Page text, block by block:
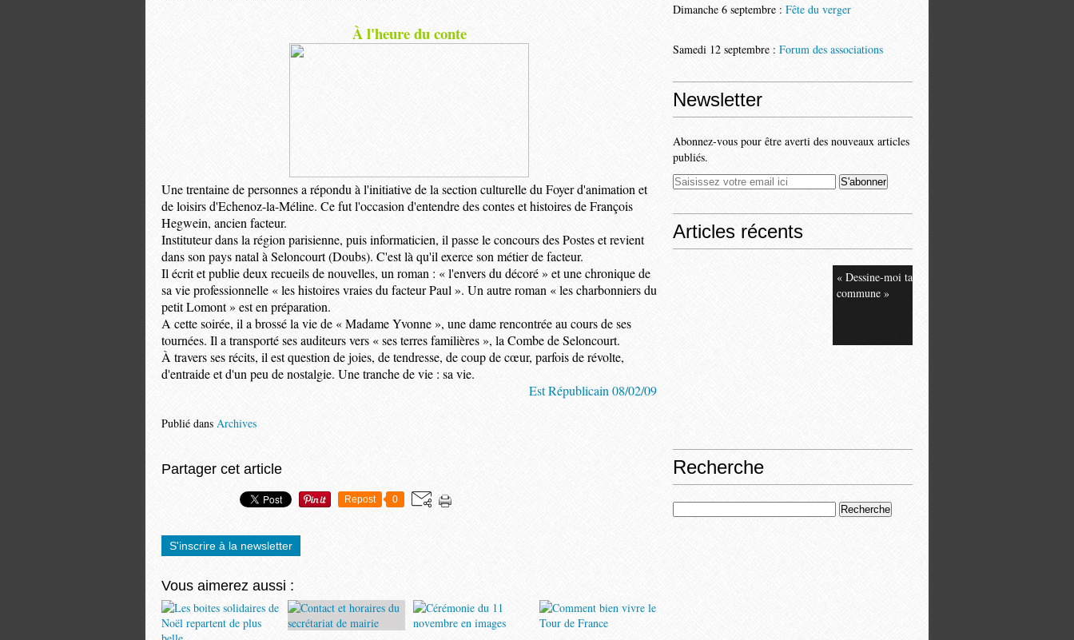
À l'heure du conte
Une trentaine de personnes a répondu à l'initiative de la section culturelle du Foyer d'animation et
de loisirs d'Echenoz-la-Méline. Ce fut l'occasion d'entendre des contes et histoires de François
Hegwein, ancien facteur.
Instituteur dans la région parisienne, puis informaticien, il passe le concours des Postes et revient
dans son pays natal à Seloncourt (Doubs). C'est là qu'il exerce son métier de facteur.
Il écrit et publie deux recueils de nouvelles, un roman : « l'envers du décoré » et une chronique de
sa vie professionnelle « les histoires vraies du facteur Paul ». Un autre roman « les charbonniers du
petit Lomont » est en préparation.
A cette soirée, il a brossé la vie de « Madame Yvonne », une dame rencontrée au cours de ses
tournées. Il a transporté ses auditeurs vers « ses terres familières », la Combe de Seloncourt.
À travers ses récits, il est question de joies, de tendresse, de coup de cœur, parfois de révolte,
d'entraide et d'un peu de nostalgie. Une tranche de vie : sa vie.
Est Républicain 08/02/09
Publié dans Archives
Partager cet article
Repost 0
S'inscrire à la newsletter
Vous aimerez aussi :
Dimanche 6 septembre : Fête du verger
Samedi 12 septembre : Forum des associations
Newsletter
Abonnez-vous pour être averti des nouveaux articles
publiés.
Articles récents
« Dessine-moi ta
commune »
Recherche